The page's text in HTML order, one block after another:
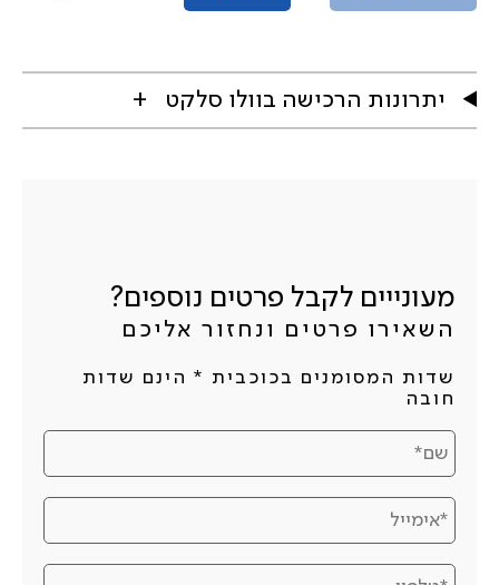
יתרונות הרכישה בוולו סלקט
מעונייים לקבל פרטים נוספים?
השאירו פרטים ונחזור אליכם
שדות המסומנים בכוכבית * הינם שדות
חובה